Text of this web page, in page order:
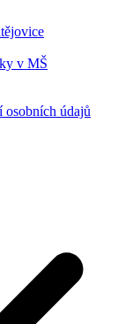
v MŠ
osobních údajů